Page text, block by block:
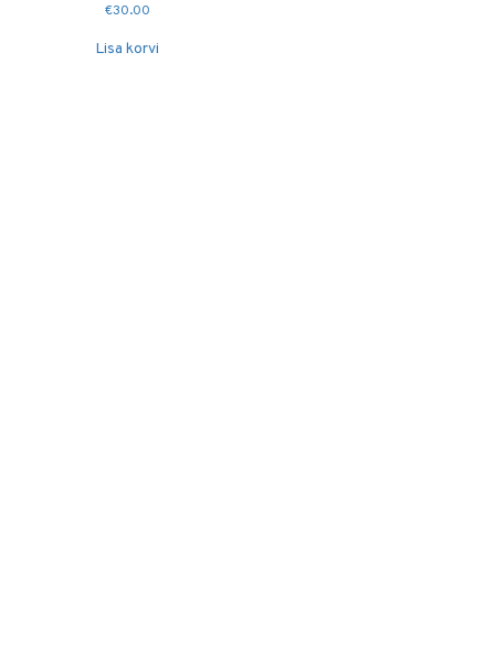
€30.00
Lisa korvi